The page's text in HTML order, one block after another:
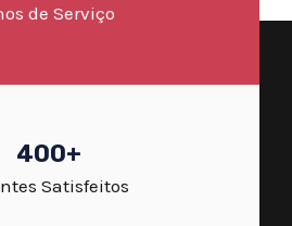
de Serviço
400+
Satisfeitos